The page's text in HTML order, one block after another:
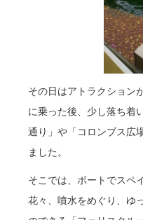
その日はアトラクション
に乗った後、少し落ち着
通り」や「コロンブス広
ました。
そこでは、ボートでスペ
花々、噴水をめぐり、ゆ